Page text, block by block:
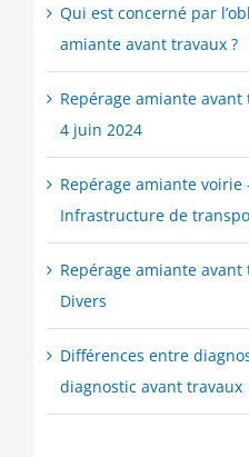
Qui est concerné par
amiante avant travaux ?
Repérage amiante avant
4 juin 2024
Repérage amiante voirie
Infrastructure de
Repérage amiante
Divers
Différences entre
diagnostic avant travaux